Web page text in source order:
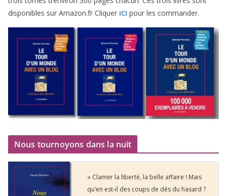
dis­po­nibles sur Amazon​.fr Cliquer ICI pour les commander.
Nous tournoyons dans la nuit
« Clamer la liberté, la belle affaire ! Mais
qu’en est-il des coups de dés du hasard ?